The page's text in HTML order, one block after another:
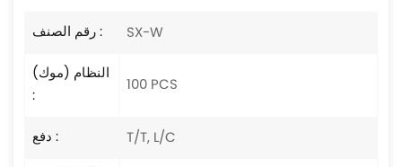
رقم الصنف :
SX-W
النظام (موك)
:
100 PCS
دفع :
T/T, L/C